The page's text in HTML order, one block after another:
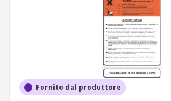
Fornito dal produttore